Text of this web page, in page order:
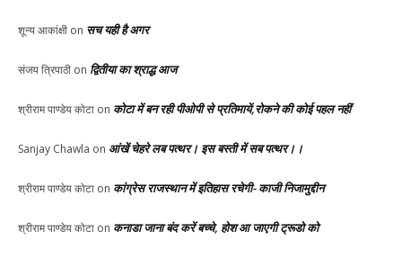
शून्य आकांक्षी on सच यही है अगर
संजय त्रिपाठी on द्वितीया का श्राद्ध आज
श्रीराम पाण्डेय कोटा on कोटा में बन रही पीओपी से प्रतिमायें,रोकने की कोई पहल नहीं
Sanjay Chawla on आंखें चेहरे लब पत्थर। इस बस्ती में सब पत्थर।।
श्रीराम पाण्डेय कोटा on कांग्रेस राजस्थान में इतिहास रचेगी- काजी निजामुद्दीन
श्रीराम पाण्डेय कोटा on कनाडा जाना बंद करें बच्चे, होश आ जाएगी ट्रूडो को